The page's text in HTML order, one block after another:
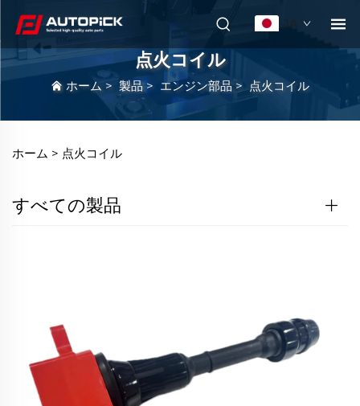
JA
点火コイル
ホーム > 製品> エンジン部品> 点火コイル
ホーム > 点火コイル
すべての製品